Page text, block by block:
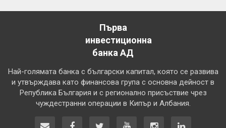
Първа
инвестиционна
банка АД
Най-голямата банка с български капитал, която се развива
и утвърждава като финансова група с основна дейност в
Република България и с регионално присъствие чрез
чуждестранни операции в Кипър и Албания.